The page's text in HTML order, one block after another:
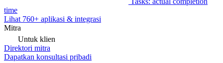
time
Lihat 760+ aplikasi & integrasi
Mitra
Untuk klien
Direktori mitra
Dapatkan konsultasi pribadi